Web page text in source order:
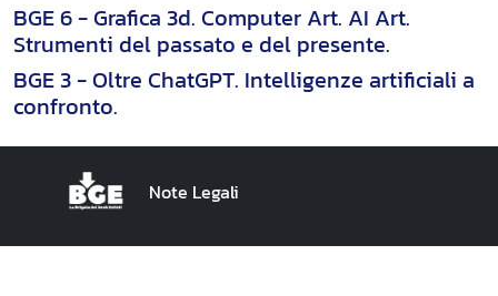
BGE 6 - Grafica 3d. Computer Art. AI Art.
Strumenti del passato e del presente.
BGE 3 - Oltre ChatGPT. Intelligenze artificiali a
confronto.
Note Legali